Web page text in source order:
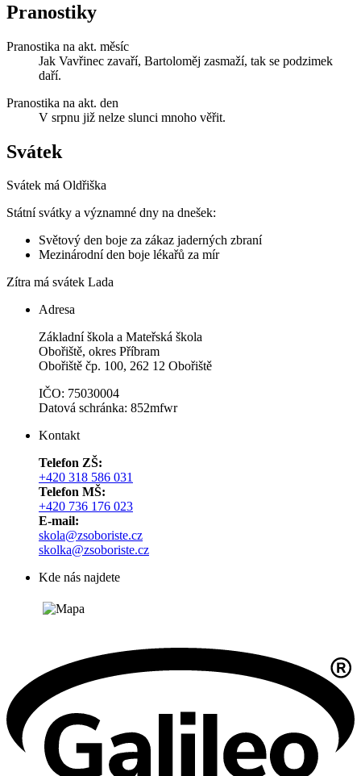
Pranostiky
Pranostika na akt. měsíc
Jak Vavřinec zavaří, Bartoloměj zasmaží, tak se podzimek
daří.
Pranostika na akt. den
V srpnu již nelze slunci mnoho věřit.
Svátek
Svátek má Oldřiška
Státní svátky a významné dny na dnešek:
Světový den boje za zákaz jaderných zbraní
Mezinárodní den boje lékařů za mír
Zítra má svátek Lada
Adresa
Základní škola a Mateřská škola
Obořiště, okres Příbram
Obořiště čp. 100, 262 12 Obořiště
IČO: 75030004
Datová schránka: 852mfwr
Kontakt
Telefon ZŠ:
+420 318 586 031
Telefon MŠ:
+420 736 176 023
E-mail:
skola@zsoboriste.cz
skolka@zsoboriste.cz
Kde nás najdete